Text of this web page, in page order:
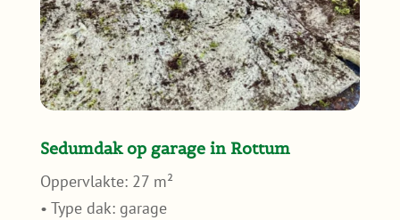
Sedumdak op garage in Rottum
Oppervlakte: 27 m²
• Type dak: garage